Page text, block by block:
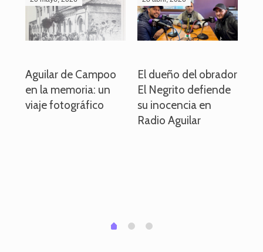
Aguilar de Campoo
en la memoria: un
viaje fotográfico
El dueño del obrador
El Negrito defiende
su inocencia en
Radio Aguilar
0 1 2